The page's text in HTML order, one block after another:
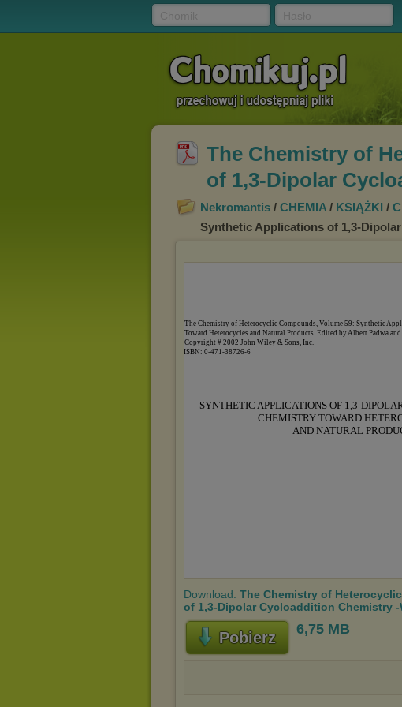
The Chemistry of
of 1,3-Dipolar
Nekromantis / CHEMIA / KSIĄŻKI /
Synthetic Applications of 1,3-
Download: The Chemistry of
of 1,3-Dipolar Cycloaddition Chemistry -
Pobierz 6,75 MB